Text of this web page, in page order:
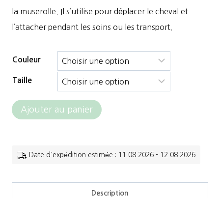
la muserolle. Il s’utilise pour déplacer le cheval et
l’attacher pendant les soins ou les transport.
Couleur
Taille
quantité
Ajouter au panier
Date d'expédition estimée : 11.08.2026 - 12.08.2026
Description